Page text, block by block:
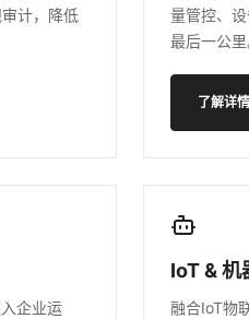
计，降低
量管控、
最后一公里
了解详情
企业运
IoT & 机
融合IoT物